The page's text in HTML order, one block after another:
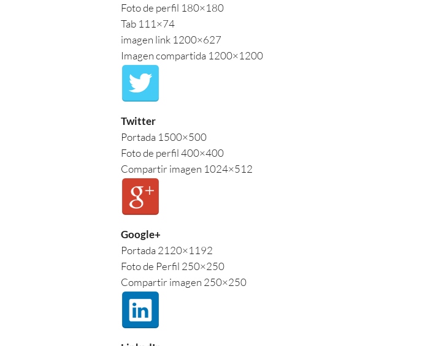
Foto de perfil 180×180
Tab 111×74
imagen link 1200×627
Imagen compartida 1200×1200
Twitter
Portada 1500×500
Foto de perfil 400×400
Compartir imagen 1024×512
Google+
Portada 2120×1192
Foto de Perfil 250×250
Compartir imagen 250×250